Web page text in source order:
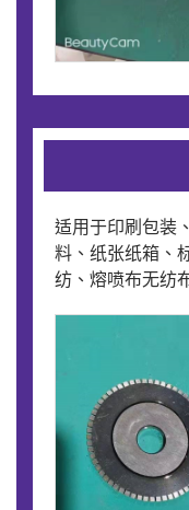
适用于印刷包装
料、纸张纸箱、
纺、熔喷布无纺